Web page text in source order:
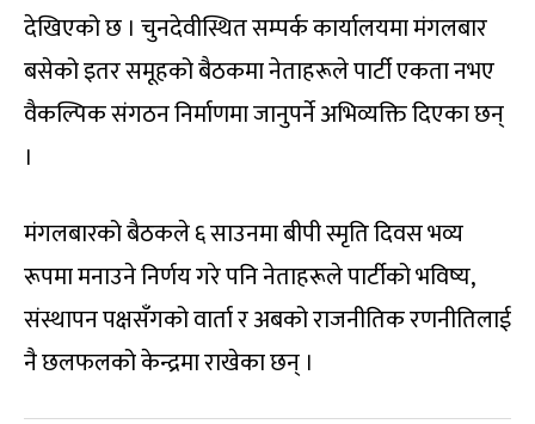
देखिएको छ । चुनदेवीस्थित सम्पर्क कार्यालयमा मंगलबार
बसेको इतर समूहको बैठकमा नेताहरूले पार्टी एकता नभए
वैकल्पिक संगठन निर्माणमा जानुपर्ने अभिव्यक्ति दिएका छन्
।
मंगलबारको बैठकले ६ साउनमा बीपी स्मृति दिवस भव्य
रूपमा मनाउने निर्णय गरे पनि नेताहरूले पार्टीको भविष्य,
संस्थापन पक्षसँगको वार्ता र अबको राजनीतिक रणनीतिलाई
नै छलफलको केन्द्रमा राखेका छन् ।